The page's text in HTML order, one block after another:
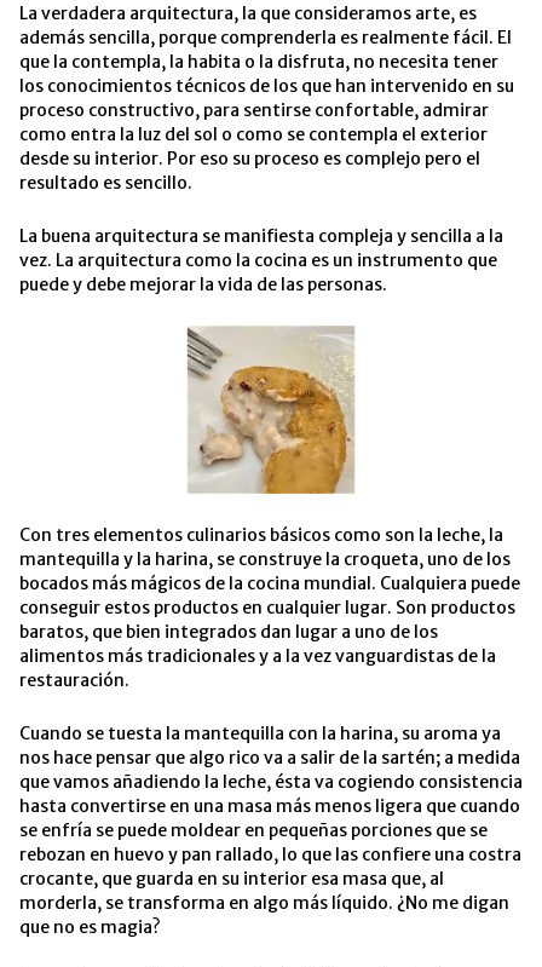
La verdadera arquitectura, la que consideramos arte, es
además sencilla, porque comprenderla es realmente fácil. El
que la contempla, la habita o la disfruta, no necesita tener
los conocimientos técnicos de los que han intervenido en su
proceso constructivo, para sentirse confortable, admirar
como entra la luz del sol o como se contempla el exterior
desde su interior. Por eso su proceso es complejo pero el
resultado es sencillo.
La buena arquitectura se manifiesta compleja y sencilla a la
vez. La arquitectura como la cocina es un instrumento que
puede y debe mejorar la vida de las personas.
Con tres elementos culinarios básicos como son la leche, la
mantequilla y la harina, se construye la croqueta, uno de los
bocados más mágicos de la cocina mundial. Cualquiera puede
conseguir estos productos en cualquier lugar. Son productos
baratos, que bien integrados dan lugar a uno de los
alimentos más tradicionales y a la vez vanguardistas de la
restauración.
Cuando se tuesta la mantequilla con la harina, su aroma ya
nos hace pensar que algo rico va a salir de la sartén; a medida
que vamos añadiendo la leche, ésta va cogiendo consistencia
hasta convertirse en una masa más menos ligera que cuando
se enfría se puede moldear en pequeñas porciones que se
rebozan en huevo y pan rallado, lo que las confiere una costra
crocante, que guarda en su interior esa masa que, al
morderla, se transforma en algo más líquido. ¿No me digan
que no es magia?